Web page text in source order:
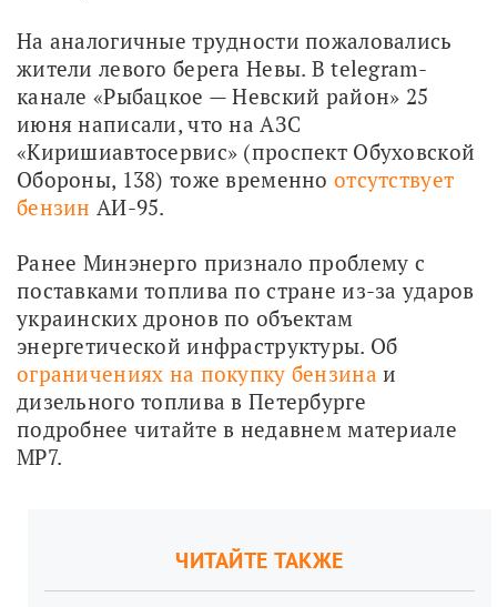
На аналогичные трудности пожаловались
жители левого берега Невы. В telegram-
канале «Рыбацкое — Невский район» 25
июня написали, что на АЗС
«Киришиавтосервис» (проспект Обуховской
Обороны, 138) тоже временно отсутствует
бензин АИ-95.
Ранее Минэнерго признало проблему с
поставками топлива по стране из-за ударов
украинских дронов по объектам
ограничениях на покупку бензина и
дизельного топлива в Петербурге
подробнее читайте в недавнем материале
МР7.
ЧИТАЙТЕ ТАКЖЕ